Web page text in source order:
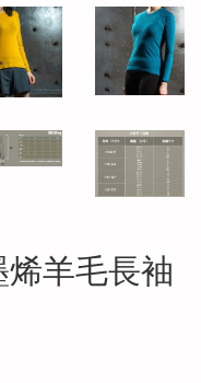
羊毛長袖